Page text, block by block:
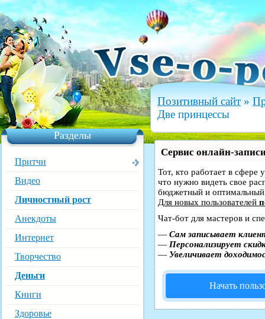
Разделы
Притчи
Видео
Личностный рост
Анекдоты
Интернет
Творчество
Деньги
Книги
Здоровье
Позитивный сайт »
Две принцессы
Сервис онлайн-
Тот, кто работает в сфере
что нужно видеть свое
бюджетный и
Для новых пользователей
Чат-бот для мастеров и
— Сам записывает
— Персонализирует
— Увеличивает
Начать